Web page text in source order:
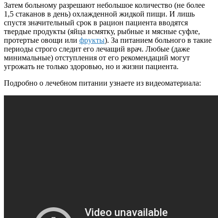
Затем больному разрешают небольшое количество (не более
1,5 стаканов в день) охлажденной жидкой пищи. И лишь
спустя значительный срок в рацион пациента вводятся
твердые продукты (яйца всмятку, рыбные и мясные суфле,
протертые овощи или фрукты). За питанием больного в такие
периоды строго следит его лечащий врач. Любые (даже
минимальные) отступления от его рекомендаций могут
угрожать не только здоровью, но и жизни пациента.
Подробно о лечебном питании узнаете из видеоматериала: